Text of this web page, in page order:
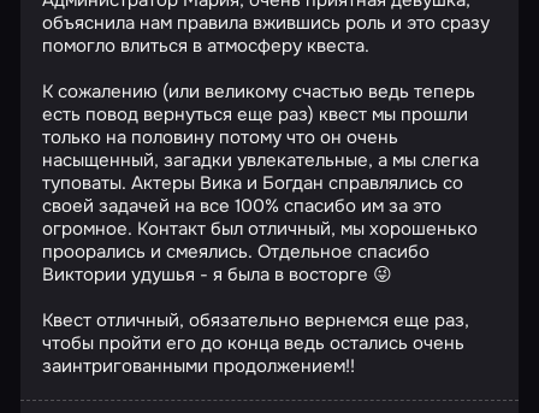
объяснила нам правила вжившись роль и это сразу
помогло влиться в атмосферу квеста.
К сожалению (или великому счастью ведь теперь
есть повод вернуться еще раз) квест мы прошли
только на половину потому что он очень
насыщенный, загадки увлекательные, а мы слегка
туповаты. Актеры Вика и Богдан справлялись со
своей задачей на все 100% спасибо им за это
огромное. Контакт был отличный, мы хорошенько
проорались и смеялись. Отдельное спасибо
Виктории удушья - я была в восторге 😜
Квест отличный, обязательно вернемся еще раз,
чтобы пройти его до конца ведь остались очень
заинтригованными продолжением!!